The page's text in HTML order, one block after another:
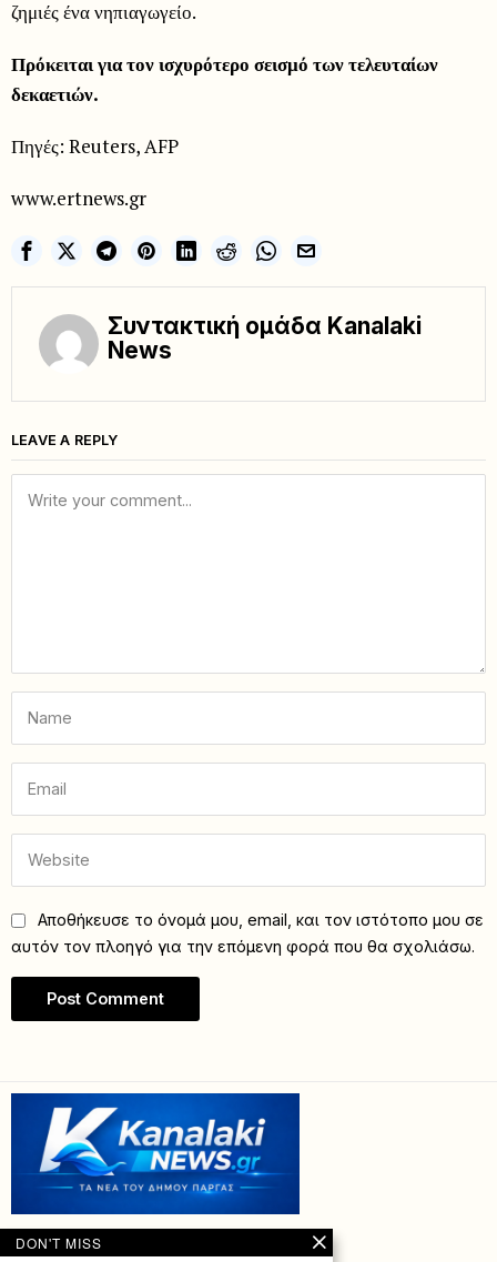
ζημιές ένα νηπιαγωγείο.
Πρόκειται για τον ισχυρότερο σεισμό των τελευταίων
δεκαετιών.
Πηγές: Reuters, AFP
www.ertnews.gr
Συντακτική ομάδα Kanalaki
News
LEAVE A REPLY
Αποθήκευσε το όνομά μου, email, και τον ιστότοπο μου σε
αυτόν τον πλοηγό για την επόμενη φορά που θα σχολιάσω.
DON'T MISS